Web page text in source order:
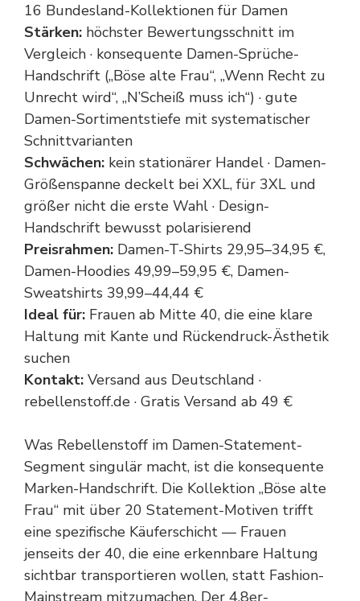
16 Bundesland-Kollektionen für Damen
Stärken: höchster Bewertungsschnitt im
Vergleich · konsequente Damen-Sprüche-
Handschrift („Böse alte Frau“, „Wenn Recht zu
Unrecht wird“, „N’Scheiß muss ich“) · gute
Damen-Sortimentstiefe mit systematischer
Schnittvarianten
Schwächen: kein stationärer Handel · Damen-
Größenspanne deckelt bei XXL, für 3XL und
größer nicht die erste Wahl · Design-
Handschrift bewusst polarisierend
Preisrahmen: Damen-T-Shirts 29,95–34,95 €,
Damen-Hoodies 49,99–59,95 €, Damen-
Sweatshirts 39,99–44,44 €
Ideal für: Frauen ab Mitte 40, die eine klare
Haltung mit Kante und Rückendruck-Ästhetik
suchen
Kontakt: Versand aus Deutschland ·
rebellenstoff.de · Gratis Versand ab 49 €
Was Rebellenstoff im Damen-Statement-
Segment singulär macht, ist die konsequente
Marken-Handschrift. Die Kollektion „Böse alte
Frau“ mit über 20 Statement-Motiven trifft
eine spezifische Käuferschicht — Frauen
jenseits der 40, die eine erkennbare Haltung
sichtbar transportieren wollen, statt Fashion-
Mainstream mitzumachen. Der 4,8er-